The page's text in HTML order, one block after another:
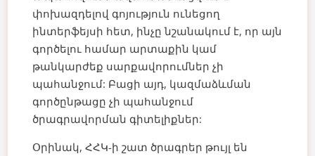
փոխազդելով գոյություն ունեցող
ինտերֆեյսի հետ, ինչը նշանակում է, որ այն
գործելու համար արտաքին կամ
թանկարժեք սարքավորումներ չի
պահանջում: Բացի այդ, կազմաձևման
գործընթացը չի պահանջում
ծրագրավորման գիտելիքներ:
Օրինակ, ՀՀԿ-ի շատ ծրագրեր թույլ են